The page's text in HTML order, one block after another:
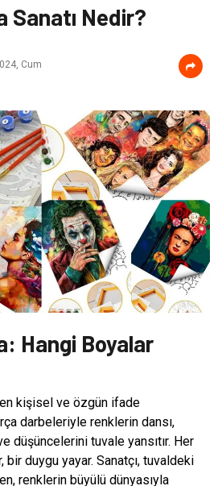
Sanatı Nedir?
Cum
Hangi Boyalar
kişisel ve özgün ifade
darbeleriyle renklerin dansı,
düşüncelerini tuvale yansıtır. Her
bir duygu yayar. Sanatçı, tuvaldeki
renklerin büyülü dünyasıyla